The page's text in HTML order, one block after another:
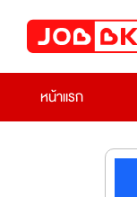
หน้าแรก